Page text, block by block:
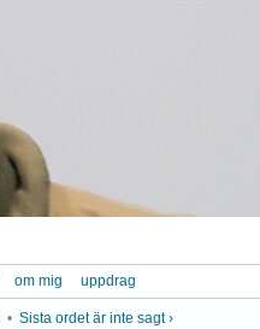
om mig uppdrag
• Sista ordet är inte sagt ›